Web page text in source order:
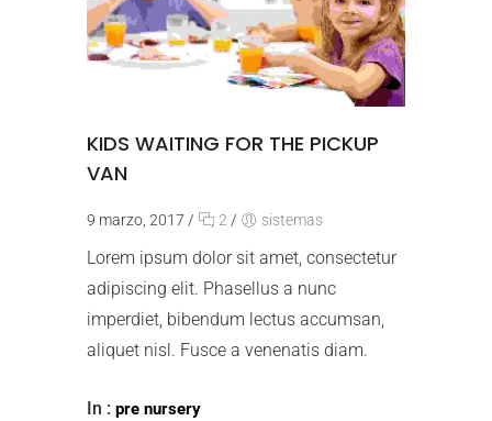
KIDS WAITING FOR THE PICKUP
VAN
9 marzo, 2017 / 2 / sistemas
Lorem ipsum dolor sit amet, consectetur
adipiscing elit. Phasellus a nunc
imperdiet, bibendum lectus accumsan,
aliquet nisl. Fusce a venenatis diam.
In : pre nursery